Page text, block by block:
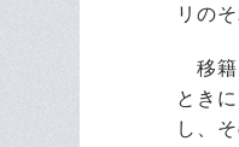
リの
移籍
とき
し、